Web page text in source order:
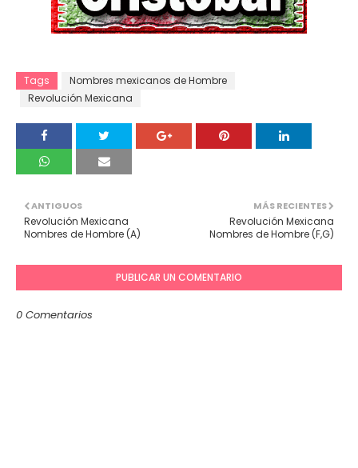
Tags
Nombres mexicanos de Hombre
Revolución Mexicana
MÁS RECIENTES
Revolución Mexicana
Nombres de Hombre (F,G)
ANTIGUOS
Revolución Mexicana
Nombres de Hombre (A)
PUBLICAR UN COMENTARIO
0 Comentarios